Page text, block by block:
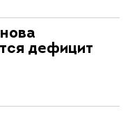
дефицит